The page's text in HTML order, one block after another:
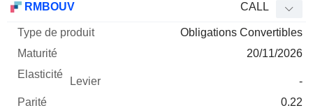
RMBOUV CALL
Obligations Convertibles
20/11/2026
-
0.22